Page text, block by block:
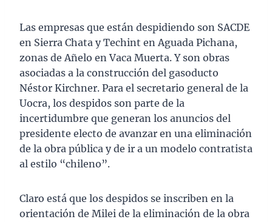
Las empresas que están despidiendo son SACDE
en Sierra Chata y Techint en Aguada Pichana,
zonas de Añelo en Vaca Muerta. Y son obras
asociadas a la construcción del gasoducto
Néstor Kirchner. Para el secretario general de la
Uocra, los despidos son parte de la
incertidumbre que generan los anuncios del
presidente electo de avanzar en una eliminación
de la obra pública y de ir a un modelo contratista
al estilo “chileno”.
Claro está que los despidos se inscriben en la
orientación de Milei de la eliminación de la obra